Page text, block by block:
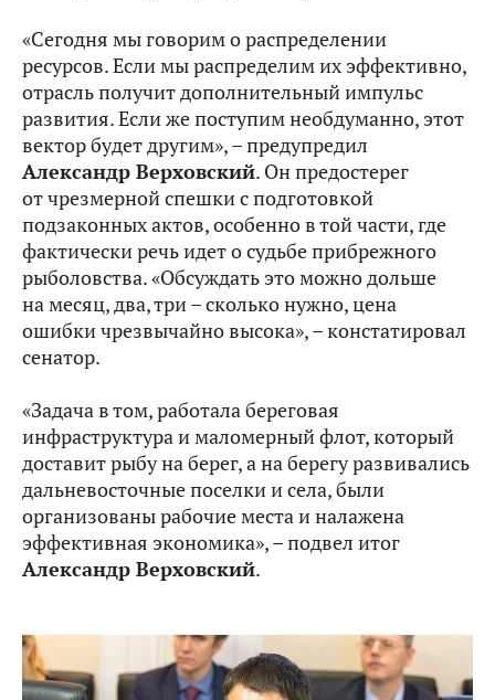
«Сегодня мы говорим о распределении
ресурсов. Если мы распределим их эффективно,
отрасль получит дополнительный импульс
развития. Если же поступим необдуманно, этот
вектор будет другим», – предупредил
Александр Верховский. Он предостерег
от чрезмерной спешки с подготовкой
подзаконных актов, особенно в той части, где
фактически речь идет о судьбе прибрежного
рыболовства. «Обсуждать это можно дольше
на месяц, два, три – сколько нужно, цена
ошибки чрезвычайно высока», – констатировал
сенатор.
«Задача в том, работала береговая
инфраструктура и маломерный флот, который
доставит рыбу на берег, а на берегу развивались
дальневосточные поселки и села, были
организованы рабочие места и налажена
эффективная экономика», – подвел итог
Александр Верховский.